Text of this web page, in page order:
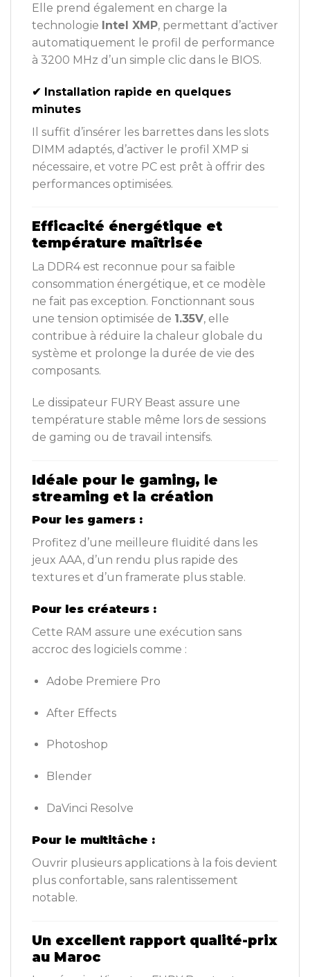
Elle prend également en charge la
technologie Intel XMP, permettant d’activer
automatiquement le profil de performance
à 3200 MHz d’un simple clic dans le BIOS.
✔ Installation rapide en quelques
minutes
Il suffit d’insérer les barrettes dans les slots
DIMM adaptés, d’activer le profil XMP si
nécessaire, et votre PC est prêt à offrir des
performances optimisées.
Efficacité énergétique et
température maîtrisée
La DDR4 est reconnue pour sa faible
consommation énergétique, et ce modèle
ne fait pas exception. Fonctionnant sous
une tension optimisée de 1.35V, elle
contribue à réduire la chaleur globale du
système et prolonge la durée de vie des
composants.
Le dissipateur FURY Beast assure une
température stable même lors de sessions
de gaming ou de travail intensifs.
Idéale pour le gaming, le
streaming et la création
Pour les gamers :
Profitez d’une meilleure fluidité dans les
jeux AAA, d’un rendu plus rapide des
textures et d’un framerate plus stable.
Pour les créateurs :
Cette RAM assure une exécution sans
accroc des logiciels comme :
Adobe Premiere Pro
After Effects
Photoshop
Blender
DaVinci Resolve
Pour le multitâche :
Ouvrir plusieurs applications à la fois devient
plus confortable, sans ralentissement
notable.
Un excellent rapport qualité-prix
au Maroc